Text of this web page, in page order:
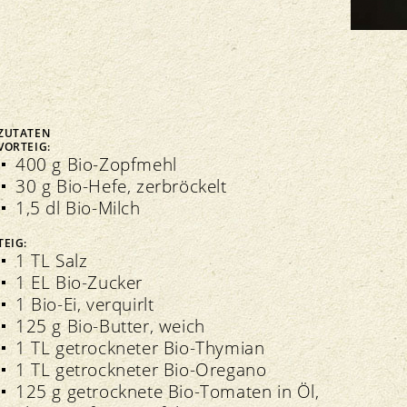
Richtlinien
Kontrolle
Import
Qualitätssicherung
Delegiertenversammlung
Extranet
Richtlinien
Bio-Symposium
Nationales Bioforschungsforum NBFF
Grand Prix
Regionale Märkte
400 g Bio-Zopfmehl
30 g Bio-Hefe, zerbröckelt
1,5 dl Bio-Milch
1 TL Salz
1 EL Bio-Zucker
1 Bio-Ei, verquirlt
125 g Bio-Butter, weich
1 TL getrockneter Bio-Thymian
1 TL getrockneter Bio-Oregano
125 g getrocknete Bio-Tomaten in Öl,